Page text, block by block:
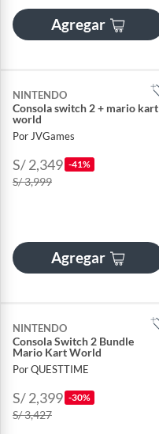
Agregar
NINTENDO
Consola switch 2 + mario kart
world
Por JVGames
S/ 2,349 -41%
S/ 3,999
Agregar
NINTENDO
Consola Switch 2 Bundle
Mario Kart World
Por QUESTTIME
S/ 2,399 -30%
S/ 3,427